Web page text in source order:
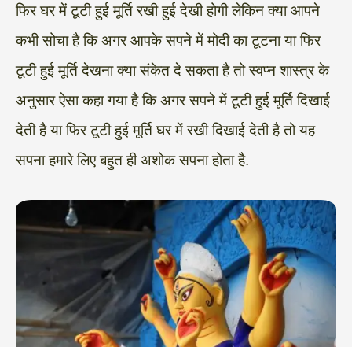
फिर घर में टूटी हुई मूर्ति रखी हुई देखी होगी लेकिन क्या आपने
कभी सोचा है कि अगर आपके सपने में मोदी का टूटना या फिर
टूटी हुई मूर्ति देखना क्या संकेत दे सकता है तो स्वप्न शास्त्र के
अनुसार ऐसा कहा गया है कि अगर सपने में टूटी हुई मूर्ति दिखाई
देती है या फिर टूटी हुई मूर्ति घर में रखी दिखाई देती है तो यह
सपना हमारे लिए बहुत ही अशोक सपना होता है.